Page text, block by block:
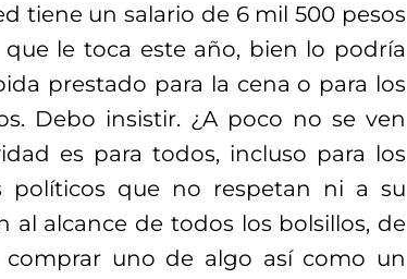
tiene un salario de 6 mil 500 pesos
le toca este año, bien lo podría
prestado para la cena o para los
Debo insistir. ¿A poco no se ven
es para todos, incluso para los
políticos que no respetan ni a su
al alcance de todos los bolsillos, de
uno de algo así como un